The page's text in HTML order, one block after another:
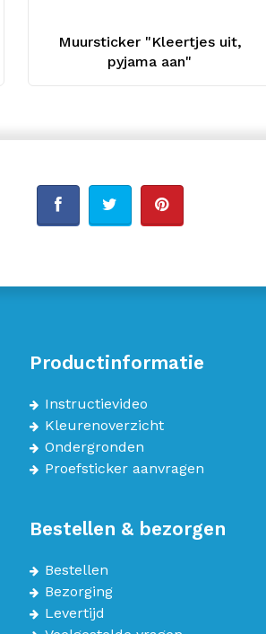
Muursticker "Kleertjes uit,
pyjama aan"
Productinformatie
Instructievideo
Kleurenoverzicht
Ondergronden
Proefsticker aanvragen
Bestellen & bezorgen
Bestellen
Bezorging
Levertijd